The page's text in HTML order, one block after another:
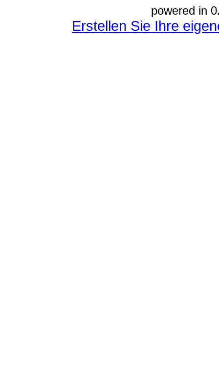
powered in
Erstellen Sie Ihre